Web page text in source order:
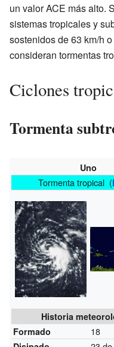
un valor ACE más alto.
sistemas tropicales y
sostenidos de 63 km/h
consideran tormentas
Ciclones
Tormenta
Uno
Tormenta tropical (
Historia
Formado
18